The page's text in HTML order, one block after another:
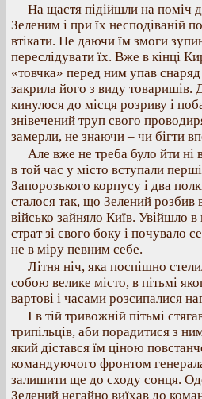
На щастя підійшли на поміч
Зеленим і при їх несподіваній
втікати. Не даючи їм змоги
переслідувати їх. Вже в кінці
«товчка» перед ним упав
закрила його з виду товаришів.
кинулося до місця розриву і
знівечений труп свого
замерли, не знаючи – чи бігти
Але вже не треба було йти ні
в той час у місто вступали
Запорозького корпусу і два
сталося так, що Зелений розбив
військо зайняло Київ. Увійшло
страт зі свого боку і почувало
не в міру певним себе.
Літня ніч, яка поспішно
собою велике місто, в пітьмі
вартові і часами розсипалися
І в тій тривожній пітьмі
трипільців, аби порадитися з
який дістався їм ціною
командуючого фронтом
залишити ще до сходу сонця.
Зелений негайно виїхав до